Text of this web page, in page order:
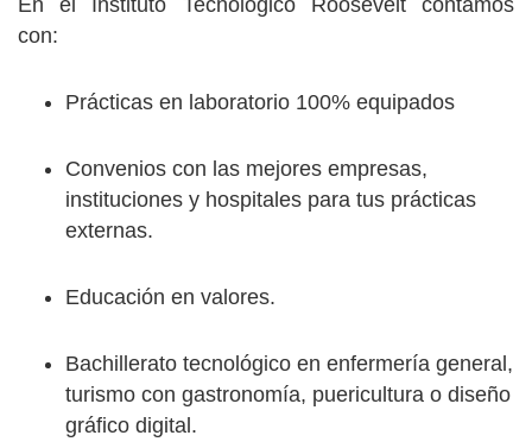
En el Instituto Tecnológico Roosevelt contamos
con:
Prácticas en laboratorio 100% equipados
Convenios con las mejores empresas,
instituciones y hospitales para tus prácticas
externas.
Educación en valores.
Bachillerato tecnológico en enfermería general,
turismo con gastronomía, puericultura o diseño
gráfico digital.